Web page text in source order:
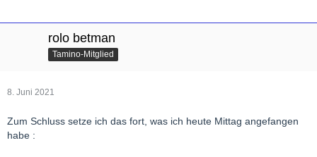
rolo betman
Tamino-Mitglied
8. Juni 2021
Zum Schluss setze ich das fort, was ich heute Mittag angefangen
habe :